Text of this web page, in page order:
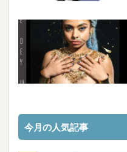
今月の人気記事